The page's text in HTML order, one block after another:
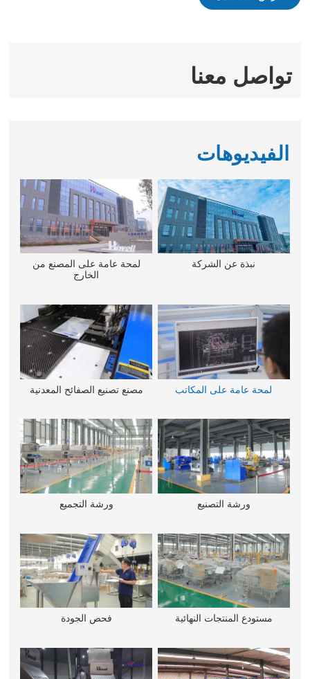
تواصل معنا
الفيديوهات
نبذة عن الشركة
لمحة عامة على المصنع من
الخارج
لمحة عامة على المكاتب مصنع تصنيع الصفائح المعدنية
ورشة التصنيع ورشة التجميع
مستودع المنتجات النهائية فحص الجودة